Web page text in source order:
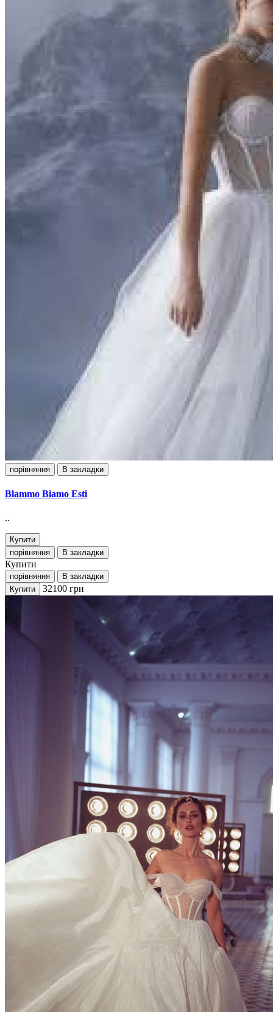
порівняння В закладки
Blammo Biamo Esti
..
Купити
порівняння
В закладки
Купити
порівняння
В закладки
Купити
32100 грн